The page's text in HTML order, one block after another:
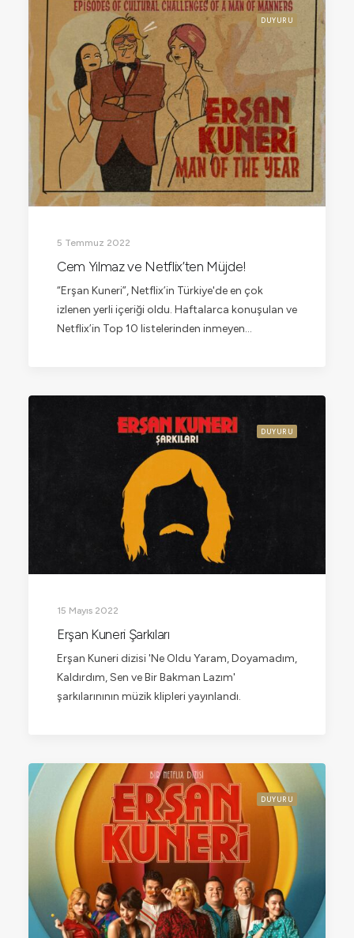
DUYURU
5 Temmuz 2022
Cem Yılmaz ve Netflix’ten Müjde!
“Erşan Kuneri”, Netflix’in Türkiye'de en çok
izlenen yerli içeriği oldu. Haftalarca konuşulan ve
Netflix’in Top 10 listelerinden inmeyen…
DUYURU
15 Mayıs 2022
Erşan Kuneri Şarkıları
Erşan Kuneri dizisi 'Ne Oldu Yaram, Doyamadım,
Kaldırdım, Sen ve Bir Bakman Lazım'
şarkılarınının müzik klipleri yayınlandı.
DUYURU